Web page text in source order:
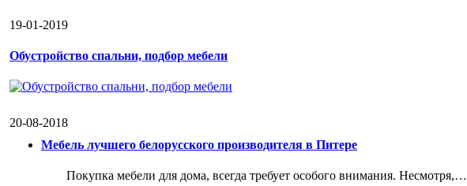
19-01-2019
Обустройство спальни, подбор мебели
20-08-2018
Мебель лучшего белорусского производителя в Питере
Покупка мебели для дома, всегда требует особого внимания. Несмотря,…